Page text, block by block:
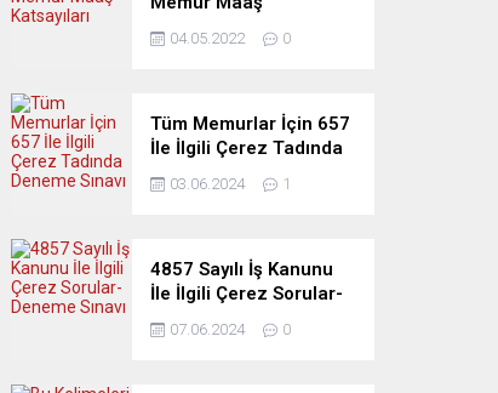
Katsayıları
04.05.2022 0
Tüm Memurlar İçin 657
İle İlgili Çerez Tadında
Deneme Sınavı
03.06.2024 1
4857 Sayılı İş Kanunu
İle İlgili Çerez Sorular-
Deneme Sınavı
07.06.2024 0